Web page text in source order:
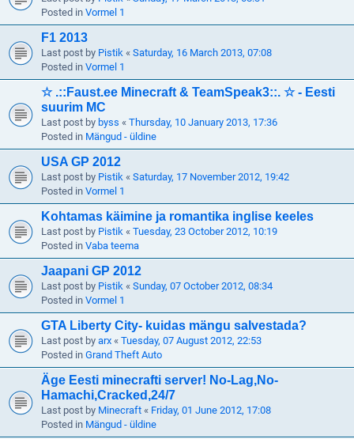
Posted in Vormel 1
F1 2013
Last post by Pistik « Saturday, 16 March 2013, 07:08
Posted in Vormel 1
☆ .::Faust.ee Minecraft & TeamSpeak3::. ☆ - Eesti
suurim MC
Last post by byss « Thursday, 10 January 2013, 17:36
Posted in Mängud - üldine
USA GP 2012
Last post by Pistik « Saturday, 17 November 2012, 19:42
Posted in Vormel 1
Kohtamas käimine ja romantika inglise keeles
Last post by Pistik « Tuesday, 23 October 2012, 10:19
Posted in Vaba teema
Jaapani GP 2012
Last post by Pistik « Sunday, 07 October 2012, 08:34
Posted in Vormel 1
GTA Liberty City- kuidas mängu salvestada?
Last post by arx « Tuesday, 07 August 2012, 22:53
Posted in Grand Theft Auto
Äge Eesti minecrafti server! No-Lag,No-
Hamachi,Cracked,24/7
Last post by Minecraft « Friday, 01 June 2012, 17:08
Posted in Mängud - üldine